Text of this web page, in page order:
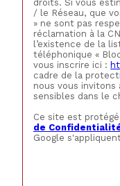
droits. Si vous
/ le Réseau, que
» ne sont pas
réclamation à la
l’existence de la
téléphonique «
vous inscrire ici :
cadre de la
nous vous invitons
sensibles dans le
Ce site est
de
Google